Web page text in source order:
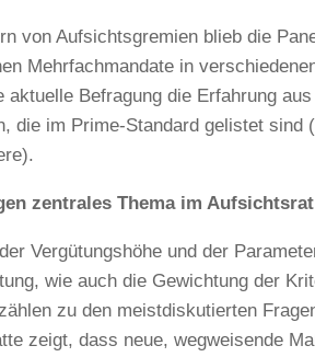
von Aufsichtsgremien blieb die
Mehrfachmandate in
aktuelle Befragung die Erfahrung
die im Prime-Standard gelistet sind
zentrales Thema im Aufsichtsrat
Vergütungshöhe und der
wie auch die Gewichtung der
zu den meistdiskutierten
zeigt, dass neue, wegweisende